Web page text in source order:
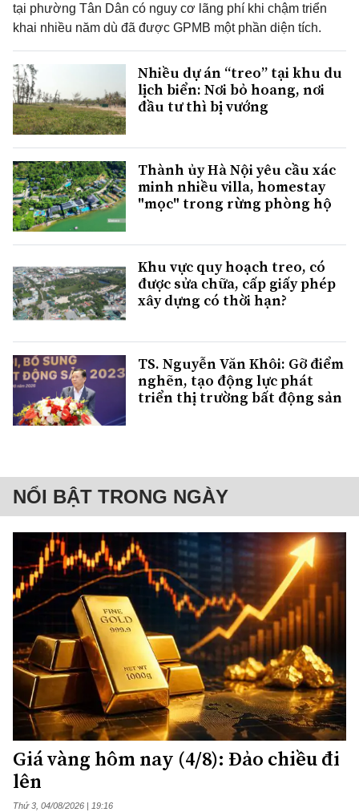
tại phường Tân Dân có nguy cơ lãng phí khi chậm triển
khai nhiều năm dù đã được GPMB một phần diện tích.
Nhiều dự án “treo” tại khu du
lịch biển: Nơi bỏ hoang, nơi
đầu tư thì bị vướng
Thành ủy Hà Nội yêu cầu xác
minh nhiều villa, homestay
"mọc" trong rừng phòng hộ
Khu vực quy hoạch treo, có
được sửa chữa, cấp giấy phép
xây dựng có thời hạn?
TS. Nguyễn Văn Khôi: Gỡ điểm
nghẽn, tạo động lực phát
triển thị trường bất động sản
NỔI BẬT TRONG NGÀY
Giá vàng hôm nay (4/8): Đảo chiều đi
lên
Thứ 3, 04/08/2026 | 19:16